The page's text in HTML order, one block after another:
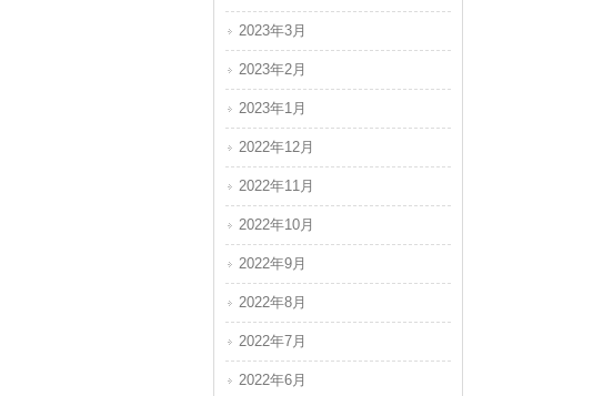
2023年3月
2023年2月
2023年1月
2022年12月
2022年11月
2022年10月
2022年9月
2022年8月
2022年7月
2022年6月